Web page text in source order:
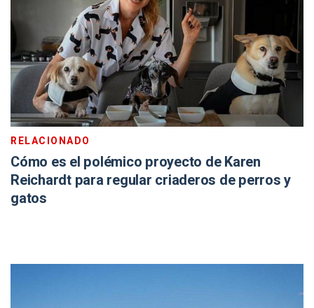
RELACIONADO
Cómo es el polémico proyecto de Karen
Reichardt para regular criaderos de perros y
gatos